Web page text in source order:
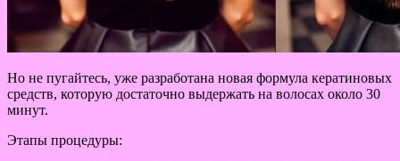
Но не пугайтесь, уже разработана новая формула кератиновых
средств, которую достаточно выдержать на волосах около 30
минут.
Этапы процедуры: